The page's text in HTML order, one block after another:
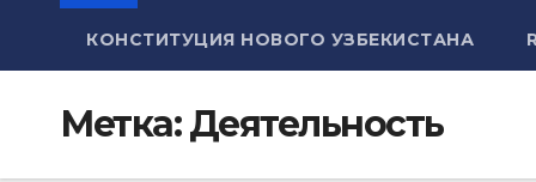
КОНСТИТУЦИЯ НОВОГО УЗБЕКИСТАНА
Метка:Деятельность